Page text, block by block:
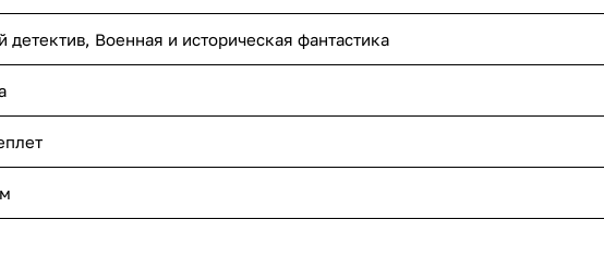
детектив, Военная и историческая фантастика